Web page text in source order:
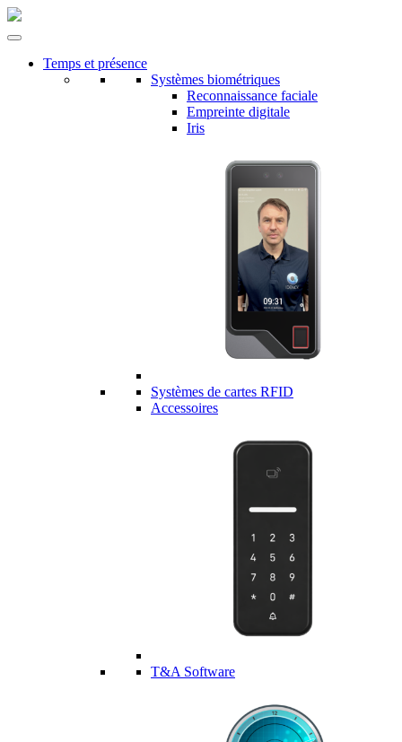
Temps et présence
Systèmes biométriques
Reconnaissance faciale
Empreinte digitale
Iris
Systèmes de cartes RFID
Accessoires
T&A Software